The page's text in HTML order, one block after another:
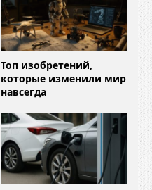
Топ изобретений,
которые изменили мир
навсегда